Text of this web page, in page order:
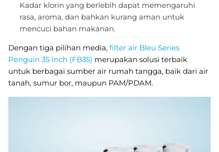
Kadar klorin yang berlebih dapat memengaruhi
rasa, aroma, dan bahkan kurang aman untuk
mencuci bahan makanan.
Dengan tiga pilihan media, filter air Bleu Series
Penguin 35 Inch (FB35) merupakan solusi terbaik
untuk berbagai sumber air rumah tangga, baik dari air
tanah, sumur bor, maupun PAM/PDAM.